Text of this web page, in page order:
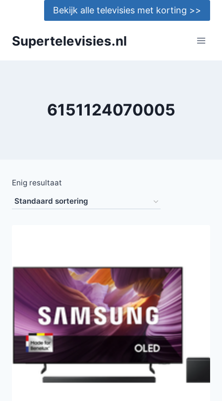
Bekijk alle televisies met korting >>
Supertelevisies.nl
6151124070005
Enig resultaat